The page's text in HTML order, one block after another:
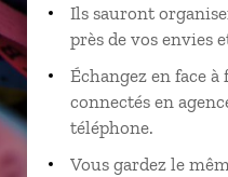
Ils sauront
près de vos envies
Échangez en face
connectés en
téléphone.
Vous gardez le